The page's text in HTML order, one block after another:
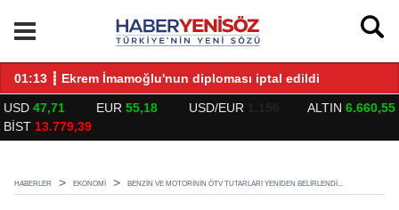
BULUŞTU
01:13 ┋ Ekrem İmamoğlu'nun diploması iptal edildi
USD 47,71 EUR 55,18 USD/EUR ALTIN 6.660,55
BİST 13.779,39
HABERLER EKONOMİ BENZIN VE MOTORININ ÖTV TUTARLARI YENIDEN BELIRLENDI...